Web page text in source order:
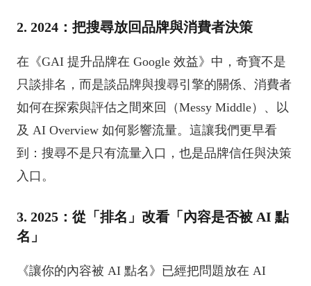
2. 2024：把搜尋放回品牌與消費者決策
在《GAI 提升品牌在 Google 效益》中，奇寶不是
只談排名，而是談品牌與搜尋引擎的關係、消費者
如何在探索與評估之間來回（Messy Middle）、以
及 AI Overview 如何影響流量。這讓我們更早看
到：搜尋不是只有流量入口，也是品牌信任與決策
入口。
3. 2025：從「排名」改看「內容是否被 AI 點
名」
《讓你的內容被 AI 點名》已經把問題放在 AI